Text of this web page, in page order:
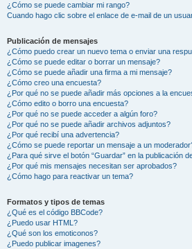
¿Cómo se puede cambiar mi rango?
Cuando hago clic sobre el enlace de e-mail de un
Publicación de mensajes
¿Cómo puedo crear un nuevo tema o enviar una
¿Cómo se puede editar o borrar un mensaje?
¿Cómo se puede añadir una firma a mi mensaje?
¿Cómo creo una encuesta?
¿Por qué no se puede añadir más opciones a la
¿Cómo edito o borro una encuesta?
¿Por qué no se puede acceder a algún foro?
¿Por qué no se puede añadir archivos adjuntos?
¿Por qué recibí una advertencia?
¿Cómo se puede reportar un mensaje a un
¿Para qué sirve el botón “Guardar” en la publicación
¿Por qué mis mensajes necesitan ser aprobados?
¿Cómo hago para reactivar un tema?
Formatos y tipos de temas
¿Qué es el código BBCode?
¿Puedo usar HTML?
¿Qué son los emoticonos?
¿Puedo publicar imagenes?